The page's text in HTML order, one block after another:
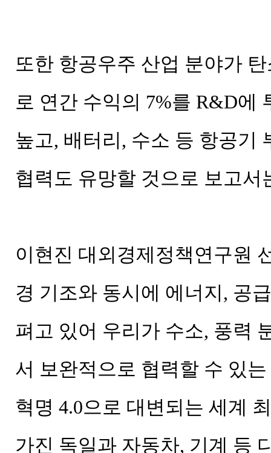
또한 항공우주 산업 분야가
로 연간 수익의 7%를 R&D에
높고, 배터리, 수소 등 항공기
협력도 유망할 것으로 보고서
이현진 대외경제정책연구원
경 기조와 동시에 에너지, 공
펴고 있어 우리가 수소, 풍력
서 보완적으로 협력할 수 있
혁명 4.0으로 대변되는 세계
가진 독일과 자동차, 기계 등